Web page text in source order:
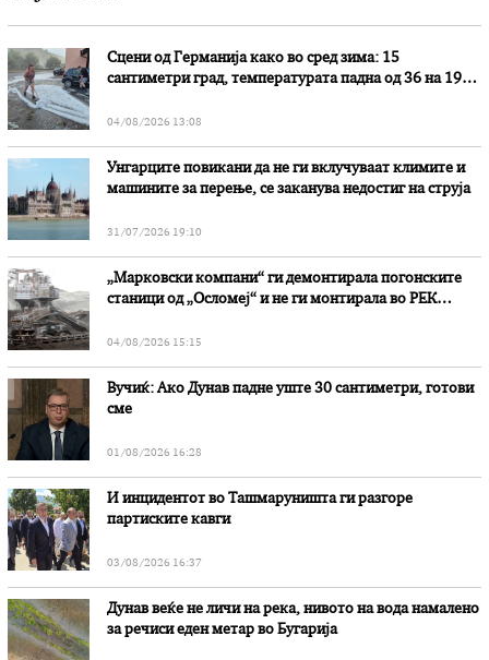
Сцени од Германија како во сред зима: 15
сантиметри град, температурата падна од 36 на 19
04/08/2026 13:08
Унгарците повикани да не ги вклучуваат климите и
машините за перење, се заканува недостиг на струја
31/07/2026 19:10
„Марковски компани“ ги демонтирала погонските
станици од „Осломеј“ и не ги монтирала во РЕК
04/08/2026 15:15
Вучиќ: Ако Дунав падне уште 30 сантиметри, готови
сме
01/08/2026 16:28
И инцидентот во Ташмаруништa ги разгоре
партиските кавги
03/08/2026 16:37
Дунав веќе не личи на река, нивото на вода намалено
за речиси еден метар во Бугарија